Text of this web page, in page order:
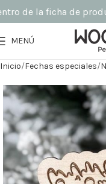
de la ficha de
MENÚ
Inicio Fechas especiales